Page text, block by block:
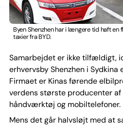
Byen Shenzhen har i længere tid haft
taxier fra BYD.
Samarbejdet er ikke tilfældigt,
erhvervsby Shenzhen i Sydkina
Firmaet er Kinas førende
verdens største producenter
håndværktøj og mobiltelefoner.
Mens det går halvsløjt med at